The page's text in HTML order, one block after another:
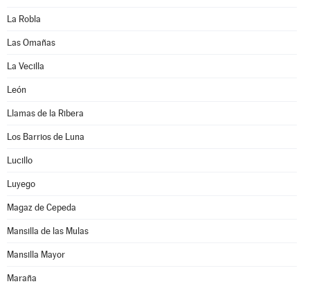
La Robla
Las Omañas
La Vecilla
León
Llamas de la Ribera
Los Barrios de Luna
Lucillo
Luyego
Magaz de Cepeda
Mansilla de las Mulas
Mansilla Mayor
Maraña